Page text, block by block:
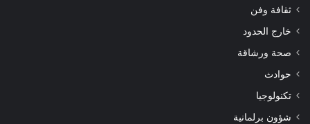
ثقافة وفن
خارج الحدود
صحة ورشاقة
حوادث
تكنولوجيا
شؤون برلمانية